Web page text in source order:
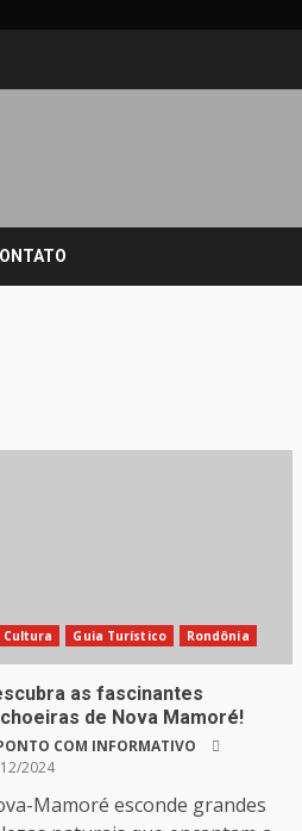
Cultura Guia Turístico Rondônia
as fascinantes
de Nova Mamoré!
COM INFORMATIVO
2024
Mamoré esconde grandes